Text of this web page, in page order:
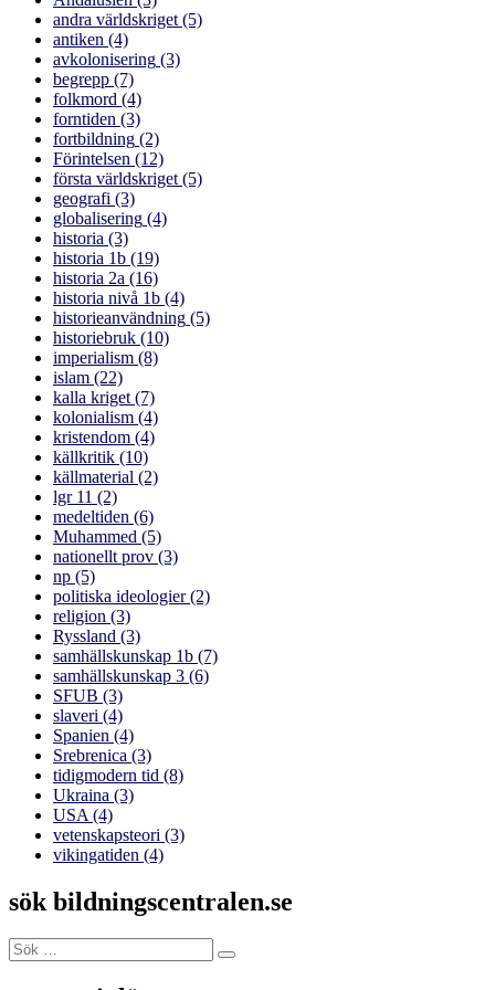
andra världskriget (5)
antiken (4)
avkolonisering (3)
begrepp (7)
folkmord (4)
forntiden (3)
fortbildning (2)
Förintelsen (12)
första världskriget (5)
geografi (3)
globalisering (4)
historia (3)
historia 1b (19)
historia 2a (16)
historia nivå 1b (4)
historieanvändning (5)
historiebruk (10)
imperialism (8)
islam (22)
kalla kriget (7)
kolonialism (4)
kristendom (4)
källkritik (10)
källmaterial (2)
lgr 11 (2)
medeltiden (6)
Muhammed (5)
nationellt prov (3)
np (5)
politiska ideologier(2)
religion (3)
Ryssland (3)
samhällskunskap 1b (7)
samhällskunskap 3 (6)
SFUB (3)
slaveri (4)
Spanien (4)
Srebrenica (3)
tidigmodern tid (8)
Ukraina (3)
USA (4)
vetenskapsteori (3)
vikingatiden (4)
sök bildningscentralen.se
Sök
efter:
Sök